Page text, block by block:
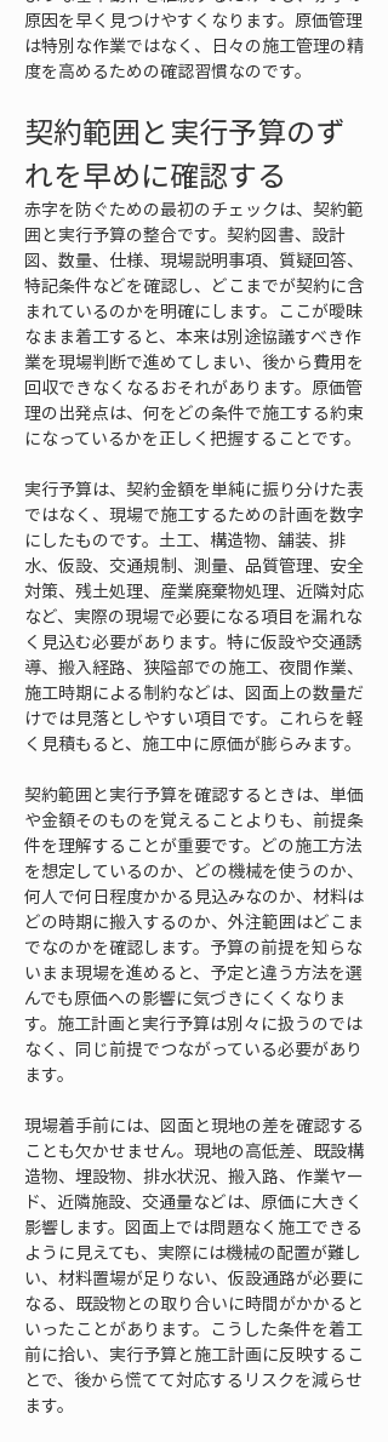
原因を早く見つけやすくなります。原価管理
は特別な作業ではなく、日々の施工管理の精
度を高めるための確認習慣なのです。
契約範囲と実行予算のず
れを早めに確認する
赤字を防ぐための最初のチェックは、契約範
囲と実行予算の整合です。契約図書、設計
図、数量、仕様、現場説明事項、質疑回答、
特記条件などを確認し、どこまでが契約に含
まれているのかを明確にします。ここが曖昧
なまま着工すると、本来は別途協議すべき作
業を現場判断で進めてしまい、後から費用を
回収できなくなるおそれがあります。原価管
理の出発点は、何をどの条件で施工する約束
になっているかを正しく把握することです。
実行予算は、契約金額を単純に振り分けた表
ではなく、現場で施工するための計画を数字
にしたものです。土工、構造物、舗装、排
水、仮設、交通規制、測量、品質管理、安全
対策、残土処理、産業廃棄物処理、近隣対応
など、実際の現場で必要になる項目を漏れな
く見込む必要があります。特に仮設や交通誘
導、搬入経路、狭隘部での施工、夜間作業、
施工時期による制約などは、図面上の数量だ
けでは見落としやすい項目です。これらを軽
く見積もると、施工中に原価が膨らみます。
契約範囲と実行予算を確認するときは、単価
や金額そのものを覚えることよりも、前提条
件を理解することが重要です。どの施工方法
を想定しているのか、どの機械を使うのか、
何人で何日程度かかる見込みなのか、材料は
どの時期に搬入するのか、外注範囲はどこま
でなのかを確認します。予算の前提を知らな
いまま現場を進めると、予定と違う方法を選
んでも原価への影響に気づきにくくなりま
す。施工計画と実行予算は別々に扱うのでは
なく、同じ前提でつながっている必要があり
ます。
現場着手前には、図面と現地の差を確認する
ことも欠かせません。現地の高低差、既設構
造物、埋設物、排水状況、搬入路、作業ヤー
ド、近隣施設、交通量などは、原価に大きく
影響します。図面上では問題なく施工できる
ように見えても、実際には機械の配置が難し
い、材料置場が足りない、仮設通路が必要に
なる、既設物との取り合いに時間がかかると
いったことがあります。こうした条件を着工
前に拾い、実行予算と施工計画に反映するこ
とで、後から慌てて対応するリスクを減らせ
ます。